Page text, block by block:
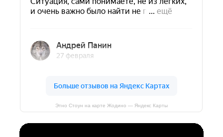
Этно Стоун на карте Жодино — Яндекс Карты